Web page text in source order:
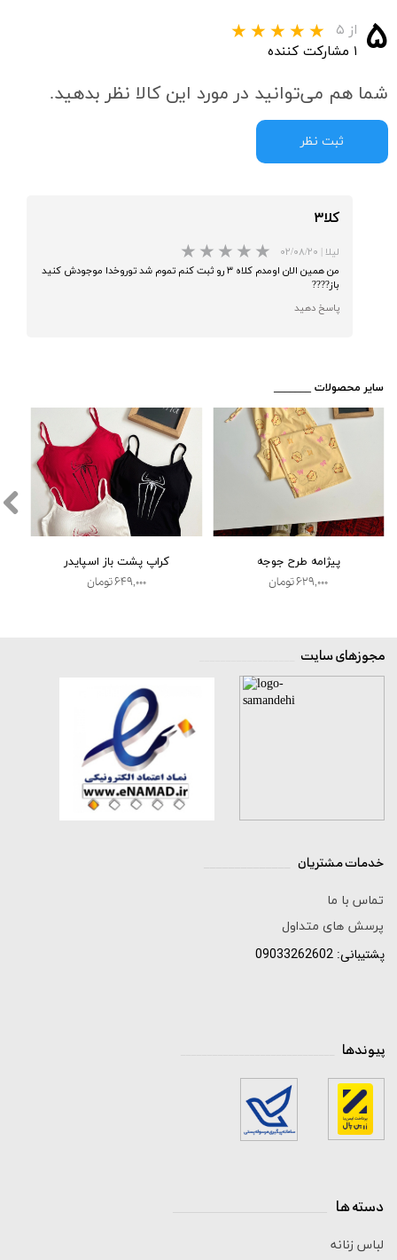
۵ از ۵
۱ مشارکت کننده
شما هم می‌توانید در مورد این کالا نظر بدهید.
ثبت نظر
کلا۳
لیلا| ۰۲/۰۸/۲۰
★★★★★
من همین الان اومدم کلاه ۳ رو ثبت کنم تموم شد توروخدا موجودش کنید
باز????
پاسخ دهید
کراپ پشت باز اسپایدر
۶۴۹,۰۰۰ تومان
پیژامه طرح جوجه
۶۲۹,۰۰۰ تومان
​_______ سایر محصولات
تماس با ما
پرسش های متداول
لباس زنانه
پشتیبانی: 09033262602
مجوزهای سایت
پیوندها
دسته ها
خدمات مشتریان